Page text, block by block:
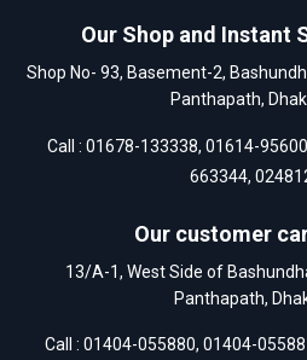
Our Shop and Instant
Shop No- 93, Basement-2,
Panthapath,
Call : 01678-133338, 01614-
663344,
Our customer
13/A-1, West Side of
Panthapath,
Call : 01404-055880, 01404-